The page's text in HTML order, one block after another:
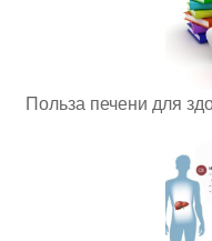
Польза печени для